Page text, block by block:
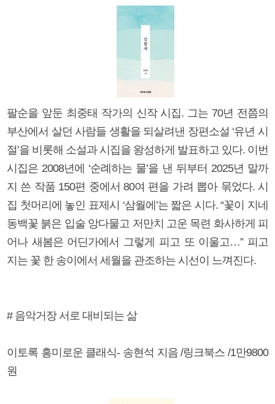
팔순을 앞둔 최중태 작가의 신작 시집. 그는 70년 전쯤의
부산에서 살던 사람들 생활을 되살려낸 장편소설 ‘유년 시
절’을 비롯해 소설과 시집을 왕성하게 발표하고 있다. 이번
시집은 2008년에 ‘순례하는 물’을 낸 뒤부터 2025년 말까
지 쓴 작품 150편 중에서 80여 편을 가려 뽑아 묶었다. 시
집 첫머리에 놓인 표제시 ‘삼월에’는 짧은 시다. “꽃이 지네
동백꽃 붉은 입술 앙다물고 저만치 고운 목련 화사하게 피
어나 새봄은 어딘가에서 그렇게 피고 또 이울고…” 피고
지는 꽃 한 송이에서 세월을 관조하는 시선이 느껴진다.
# 음악거장 서로 대비되는 삶
이토록 흥미로운 클래식- 송현석 지음 /링크북스 /1만9800
원